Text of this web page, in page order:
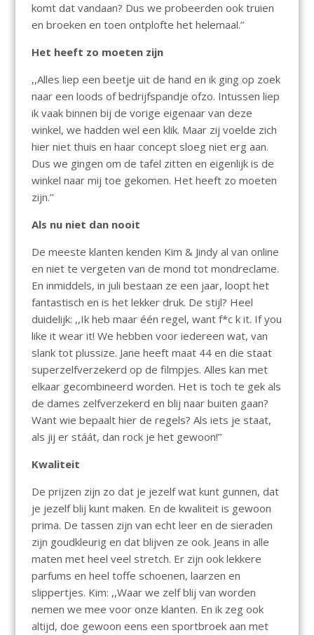
komt dat vandaan? Dus we probeerden ook truien
en broeken en toen ontplofte het helemaal.’’
Het heeft zo moeten zijn
,,Alles liep een beetje uit de hand en ik ging op zoek
naar een loods of bedrijfspandje ofzo. Intussen liep
ik vaak binnen bij de vorige eigenaar van deze
winkel, we hadden wel een klik. Maar zij voelde zich
hier niet thuis en haar concept sloeg niet erg aan.
Dus we gingen om de tafel zitten en eigenlijk is de
winkel naar mij toe gekomen. Het heeft zo moeten
zijn.’’
Als nu niet dan nooit
De meeste klanten kenden Kim & Jindy al van online
en niet te vergeten van de mond tot mondreclame.
En inmiddels, in juli bestaan ze een jaar, loopt het
fantastisch en is het lekker druk. De stijl? Heel
duidelijk: ,,Ik heb maar één regel, want f*c k it. If you
like it wear it! We hebben voor iedereen wat, van
slank tot plussize. Jane heeft maat 44 en die staat
superzelfverzekerd op de filmpjes. Alles kan met
elkaar gecombineerd worden. Het is toch te gek als
de dames zelfverzekerd en blij naar buiten gaan?
Want wie bepaalt hier de regels? Als iets je staat,
als jij er stáát, dan rock je het gewoon!’’
Kwaliteit
De prijzen zijn zo dat je jezelf wat kunt gunnen, dat
je jezelf blij kunt maken. En de kwaliteit is gewoon
prima. De tassen zijn van echt leer en de sieraden
zijn goudkleurig en dat blijven ze ook. Jeans in alle
maten met heel veel stretch. Er zijn ook lekkere
parfums en heel toffe schoenen, laarzen en
slippertjes. Kim: ,,Waar we zelf blij van worden
nemen we mee voor onze klanten. En ik zeg ook
altijd, doe gewoon eens een sportbroek aan met